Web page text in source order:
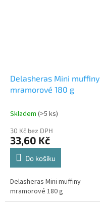
Delasheras Mini muffiny
mramorové 180 g
Skladem (>5 ks)
30 Kč bez DPH
33,60 Kč
Do košíku
Delasheras Mini muffiny
mramorové 180 g